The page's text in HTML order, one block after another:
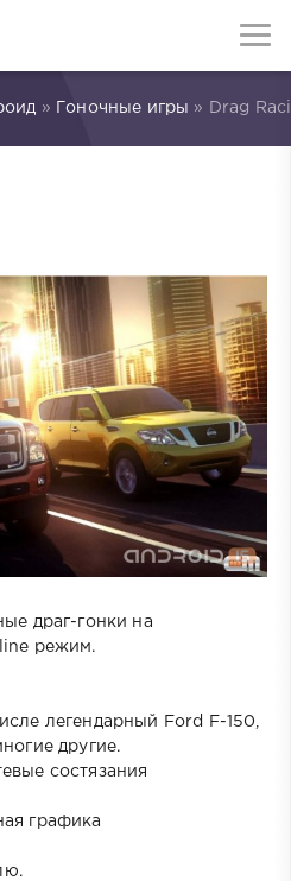
» Гоночные игры » Drag
драг-гонки на
режим.
легендарный Ford F-150,
другие.
состязания
графика